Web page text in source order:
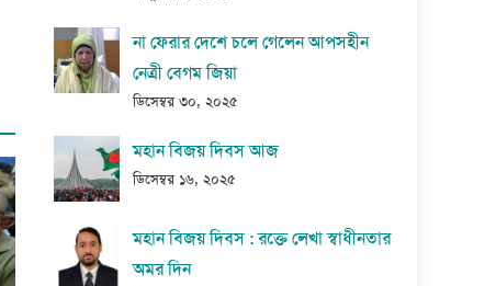
না ফেরার দেশে চলে গেলেন আপসহীন
নেত্রী বেগম জিয়া
ডিসেম্বর ৩০, ২০২৫
মহান বিজয় দিবস আজ
ডিসেম্বর ১৬, ২০২৫
মহান বিজয় দিবস : রক্তে লেখা স্বাধীনতার
অমর দিন